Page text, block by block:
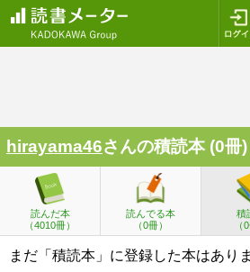
hirayama46さんの積読本 (0冊)
読んだ本
（4010冊）
読んでる本
（0冊）
積
（
まだ「積読本」に登録した本はあり